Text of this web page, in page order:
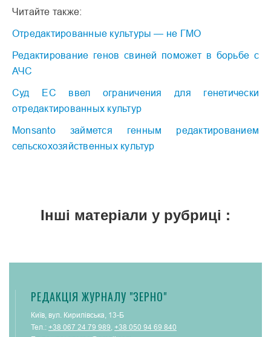
Читайте также:
Отредактированные культуры — не ГМО
Редактирование генов свиней поможет в борьбе с
АЧС
Суд ЕС ввел ограничения для генетически
отредактированных культур
Monsanto займется генным редактированием
сельскохозяйственных культур
Інші матеріали у рубриці :
РЕДАКЦІЯ ЖУРНАЛУ "ЗЕРНО"
Київ, вул. Кирилівська, 13-Б
Тел.: +38 067 24 79 989 +38 050 94 69 840